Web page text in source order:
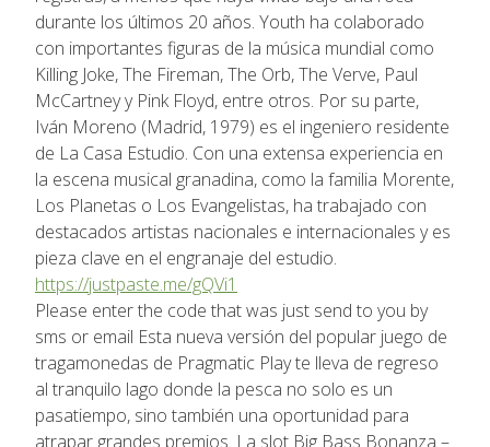
durante los últimos 20 años. Youth ha colaborado
con importantes figuras de la música mundial como
Killing Joke, The Fireman, The Orb, The Verve, Paul
McCartney y Pink Floyd, entre otros. Por su parte,
Iván Moreno (Madrid, 1979) es el ingeniero residente
de La Casa Estudio. Con una extensa experiencia en
la escena musical granadina, como la familia Morente,
Los Planetas o Los Evangelistas, ha trabajado con
destacados artistas nacionales e internacionales y es
pieza clave en el engranaje del estudio.
https://justpaste.me/gQVi1
Please enter the code that was just send to you by
sms or email Esta nueva versión del popular juego de
tragamonedas de Pragmatic Play te lleva de regreso
al tranquilo lago donde la pesca no solo es un
pasatiempo, sino también una oportunidad para
atrapar grandes premios. La slot Big Bass Bonanza –